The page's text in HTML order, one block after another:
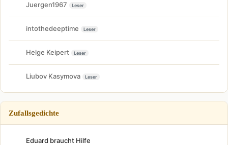
Juergen1967 Leser
intothedeeptime Leser
Helge Keipert Leser
Liubov Kasymova Leser
Zufallsgedichte
Eduard braucht Hilfe